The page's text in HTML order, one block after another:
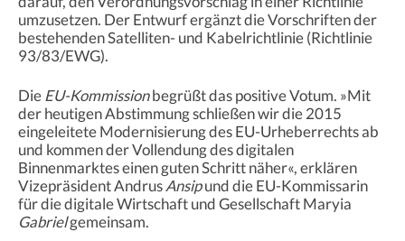
umzusetzen. Der Entwurf ergänzt die Vorschriften der
bestehenden Satelliten- und Kabelrichtlinie (Richtlinie
93/83/EWG).
DieEU-Kommissionbegrüßt das positive Votum. »Mit
der heutigen Abstimmung schließen wir die 2015
eingeleitete Modernisierung des EU-Urheberrechts ab
und kommen der Vollendung des digitalen
Binnenmarktes einen guten Schritt näher«, erklären
Vizepräsident AndrusAnsipund die EU-Kommissarin
für die digitale Wirtschaft und Gesellschaft Maryia
Gabrielgemeinsam.